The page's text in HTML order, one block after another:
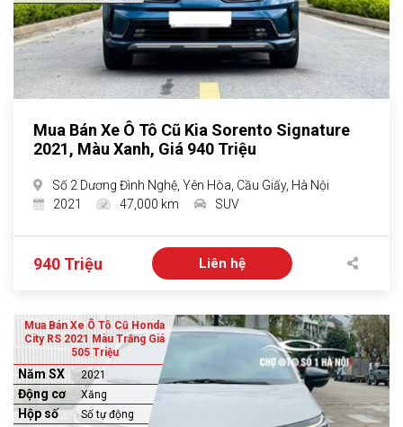
Mua Bán Xe Ô Tô Cũ Kia Sorento Signature
2021, Màu Xanh, Giá 940 Triệu
Số 2 Dương Đình Nghệ, Yên Hòa, Cầu Giấy, Hà Nội
2021
47,000 km SUV
940 Triệu Liên hệ
Mua Bán Xe Ô Tô Cũ Honda
City RS 2021 Màu Trắng Giá
505 Triệu
Năm SX 2021
Động cơ Xăng
Hộp số Số tự động